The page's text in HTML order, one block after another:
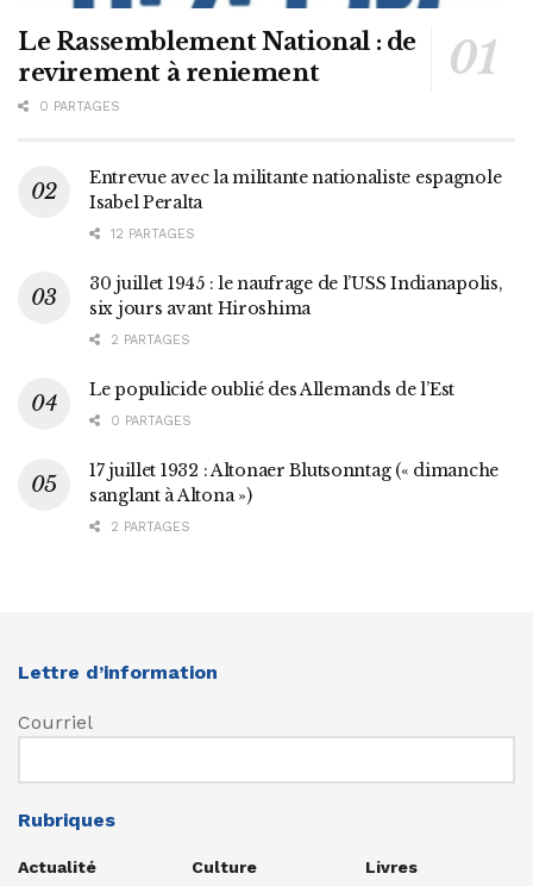
Le Rassemblement National : de
revirement à reniement
0 PARTAGES
Entrevue avec la militante nationaliste espagnole
Isabel Peralta
12 PARTAGES
30 juillet 1945 : le naufrage de l’USS Indianapolis,
six jours avant Hiroshima
2 PARTAGES
Le populicide oublié des Allemands de l’Est
0 PARTAGES
17 juillet 1932 : Altonaer Blutsonntag (« dimanche
sanglant à Altona »)
2 PARTAGES
Lettre d’information
Courriel
Rubriques
Actualité
Culture
Livres